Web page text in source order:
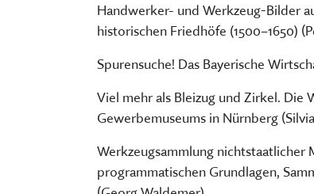
Handwerker- und Werkzeug-Bilder
historischen Friedhöfe (1500–1650)
Spurensuche! Das Bayerische
Viel mehr als Bleizug und Zirkel. Die
Gewerbemuseums in Nürnberg
Werkzeugsammlung nichtstaatlicher
programmatischen Grundlagen,